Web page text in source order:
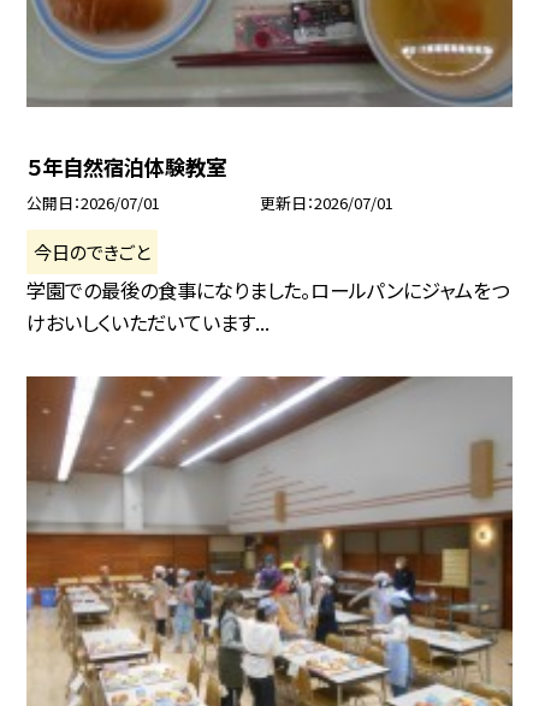
５年自然宿泊体験教室
公開日 2026/07/01 更新日 2026/07/01
今日のできごと
学園での最後の食事になりました。ロールパンにジャムをつ
けおいしくいただいています...